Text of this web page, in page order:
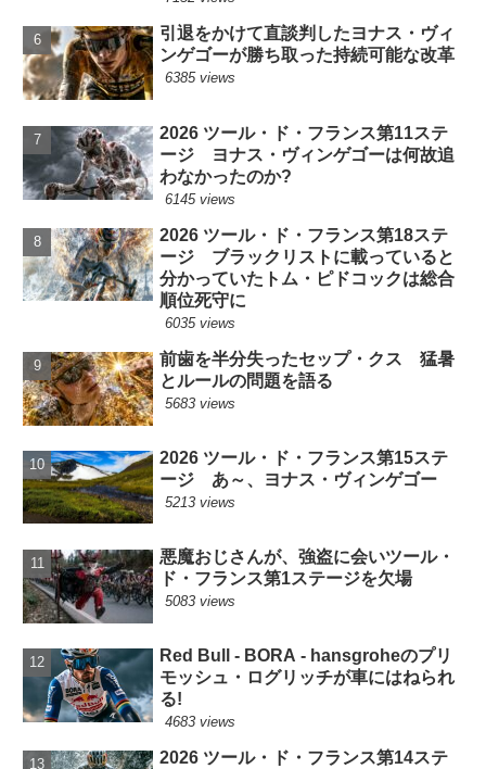
引退をかけて直談判したヨナス・ヴィ
ンゲゴーが勝ち取った持続可能な改革
6385 views
2026 ツール・ド・フランス第11ステ
ージ ヨナス・ヴィンゲゴーは何故追
わなかったのか?
6145 views
2026 ツール・ド・フランス第18ステ
ージ ブラックリストに載っていると
分かっていたトム・ピドコックは総合
順位死守に
6035 views
前歯を半分失ったセップ・クス 猛暑
とルールの問題を語る
5683 views
2026 ツール・ド・フランス第15ステ
ージ あ～、ヨナス・ヴィンゲゴー
5213 views
悪魔おじさんが、強盗に会いツール・
ド・フランス第1ステージを欠場
5083 views
Red Bull - BORA - hansgroheのプリ
モッシュ・ログリッチが車にはねられ
る!
4683 views
2026 ツール・ド・フランス第14ステ